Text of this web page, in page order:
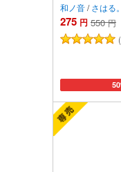
和ノ音/ さはる。
275 円 550 円
カ